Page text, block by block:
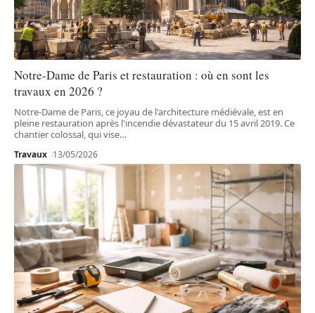
Notre-Dame de Paris et restauration : où en sont les
travaux en 2026 ?
Notre-Dame de Paris, ce joyau de l'architecture médiévale, est en
pleine restauration après l'incendie dévastateur du 15 avril 2019. Ce
chantier colossal, qui vise…
Travaux 13/05/2026